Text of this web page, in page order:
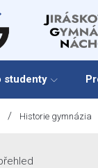
studenty
/ Historie gymnázia